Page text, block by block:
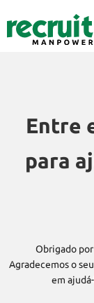
Entre
para
Obrigado
Agradecemos o
em